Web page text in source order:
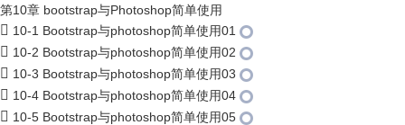
第10章 bootstrap与Photoshop简单使用
10-1 Bootstrap与photoshop简单使用01
10-2 Bootstrap与photoshop简单使用02
10-3 Bootstrap与photoshop简单使用03
10-4 Bootstrap与photoshop简单使用04
10-5 Bootstrap与photoshop简单使用05